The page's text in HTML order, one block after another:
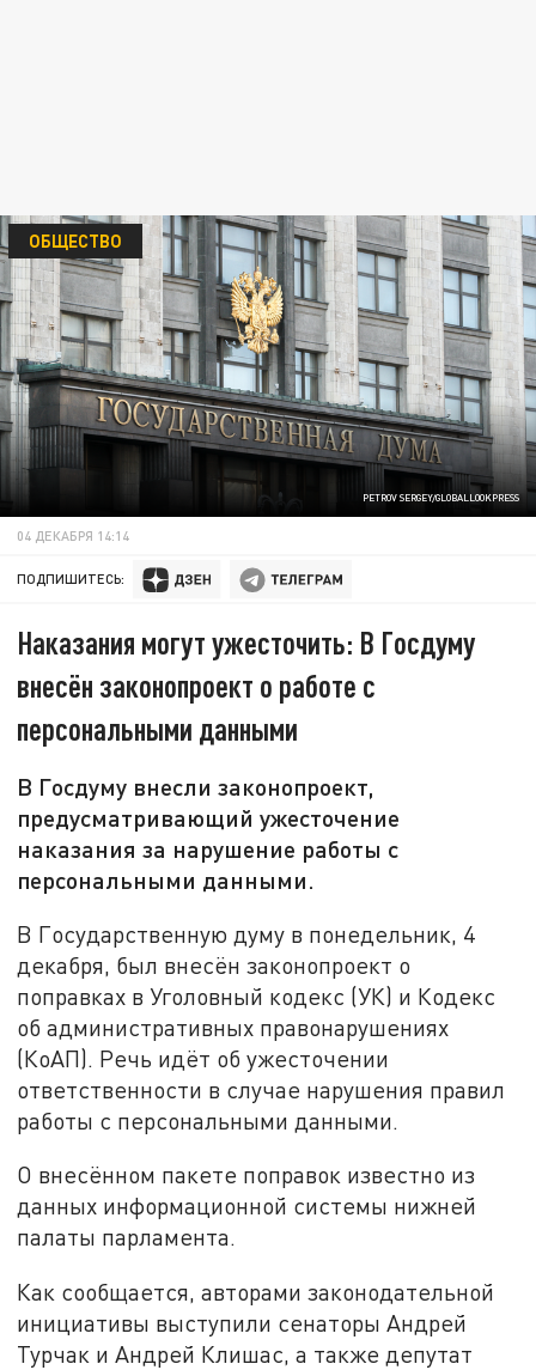
PETROV SERGEY/GLOBALLOOKPRESS
ОБЩЕСТВО
04 ДЕКАБРЯ 14:14
ПОДПИШИТЕСЬ:
Наказания могут ужесточить: В Госдуму
внесён законопроект о работе с
персональными данными
В Госдуму внесли законопроект,
предусматривающий ужесточение
наказания за нарушение работы с
персональными данными.
В Государственную думу в понедельник, 4
декабря, был внесён законопроект о
поправках в Уголовный кодекс (УК) и Кодекс
об административных правонарушениях
(КоАП). Речь идёт об ужесточении
ответственности в случае нарушения правил
работы с персональными данными.
О внесённом пакете поправок известно из
данных информационной системы нижней
палаты парламента.
Как сообщается, авторами законодательной
инициативы выступили сенаторы Андрей
Турчак и Андрей Клишас, а также депутат